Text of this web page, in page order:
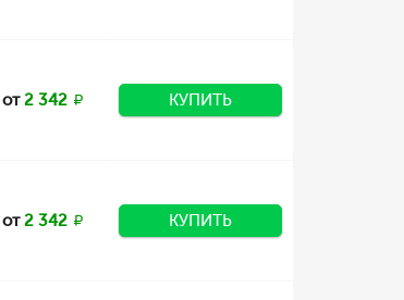
от2 342 КУПИТЬ
от2 342 КУПИТЬ